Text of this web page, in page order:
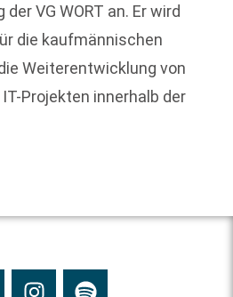
VG WORT an. Er wird
die kaufmännischen
Weiterentwicklung von
Projekten innerhalb der